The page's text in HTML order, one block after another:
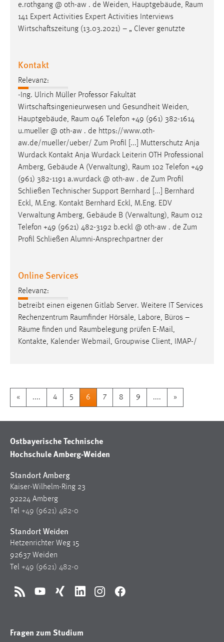
e.rothgang @ oth-aw . de Weiden, Hauptgebäude, Raum
141 Expert Activities Expert Activities Interviews
Wirtschaftszeitung (13.03.2021) – „ Clever genutzte
Kontakt
Relevanz:
-Ing. Ulrich Müller Professor Fakultät
Wirtschaftsingenieurwesen und Gesundheit Weiden,
Hauptgebäude, Raum 046 Telefon +49 (961) 382-1614
u.mueller @ oth-aw . de https://www.oth-
aw.de/mueller/ueber/ Zum Profil [...] Mutterschutz Anja
Wurdack Kontakt Anja Wurdack Leiterin OTH Professional
Amberg, Gebäude A (Verwaltung), Raum 102 Telefon +49
(961) 382-1191 a.wurdack @ oth-aw . de Zum Profil
Schließen Technischer Support Bernhard [...] Bernhard
Eckl, M.Eng. Kontakt Bernhard Eckl, M.Eng. EDV
Verwaltung Amberg, Gebäude B (Verwaltung), Raum 012
Telefon +49 (9621) 482-3192 b.eckl @ oth-aw . de Zum
Profil Schließen Alumni-Ansprechpartner der
Online Services
Relevanz:
betreibt einen eigenen Gitlab Server. Weitere IT Services
Rechenzentrum Raumfinder Hörsäle, Labore, Büros –
Räume finden und Raumbelegung prüfen E-Mail,
Kontakte, Kalender Webmail, Groupwise Client, IMAP-/
« .... 4 5 6 7 8 9 .... »
Ostbayerische Technische
Hochschule Amberg-Weiden
Standort Amberg
Kaiser-Wilhelm-Ring 23
92224 Amberg
Tel +49 (9621) 482-0
Standort Weiden
Hetzenrichter Weg 15
92637 Weiden
Tel +49 (9621) 482-0
RSS YouTubeXing LinkedInInstagramFacebook
Fragen zum Studium